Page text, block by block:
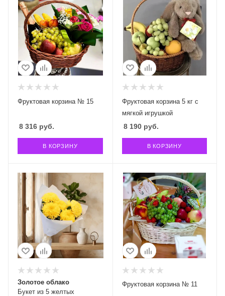
Фруктовая корзина № 15
8 316 руб.
В КОРЗИНУ
Фруктовая корзина 5 кг с
мягкой игрушкой
8 190руб.
В КОРЗИНУ
Букет из 5 желтых
Золотое облако Фруктовая корзина № 11